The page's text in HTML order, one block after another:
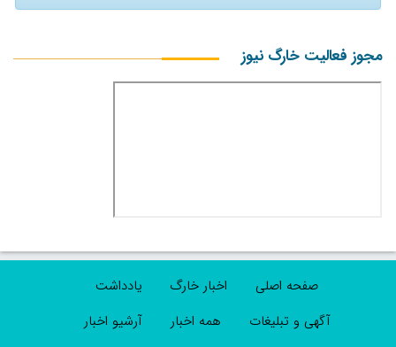
مجوز فعالیت خارگ نیوز
صفحه اصلی اخبار خارگ
یادداشت
آگهی و تبلیغات
همه اخبار
آرشیو اخبار